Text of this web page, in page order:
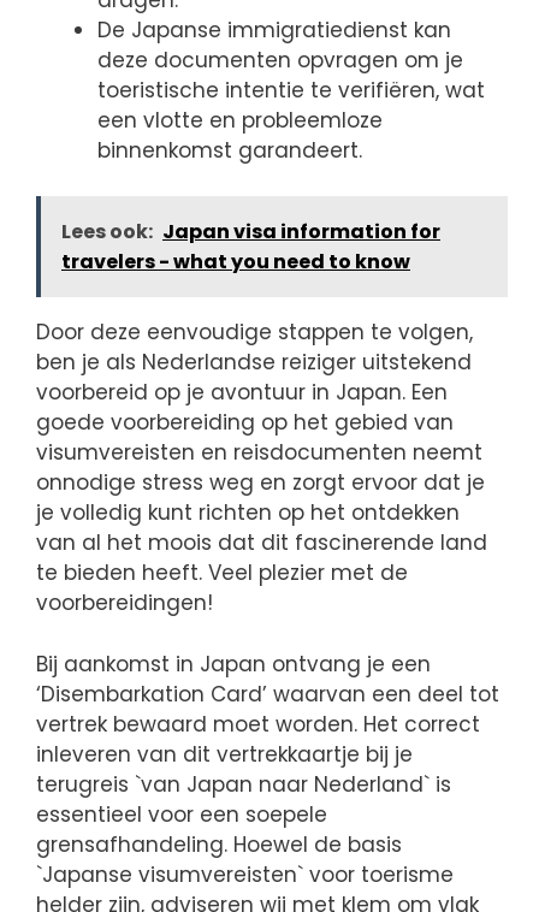
De Japanse immigratiedienst kan
deze documenten opvragen om je
toeristische intentie te verifiëren, wat
een vlotte en probleemloze
binnenkomst garandeert.
Lees ook: Japan visa information for
travelers - what you need to know
Door deze eenvoudige stappen te volgen,
ben je als Nederlandse reiziger uitstekend
voorbereid op je avontuur in Japan. Een
goede voorbereiding op het gebied van
visumvereisten en reisdocumenten neemt
onnodige stress weg en zorgt ervoor dat je
je volledig kunt richten op het ontdekken
van al het moois dat dit fascinerende land
te bieden heeft. Veel plezier met de
voorbereidingen!
Bij aankomst in Japan ontvang je een
‘Disembarkation Card’ waarvan een deel tot
vertrek bewaard moet worden. Het correct
inleveren van dit vertrekkaartje bij je
terugreis `van Japan naar Nederland` is
essentieel voor een soepele
grensafhandeling. Hoewel de basis
`Japanse visumvereisten` voor toerisme
helder zijn, adviseren wij met klem om vlak